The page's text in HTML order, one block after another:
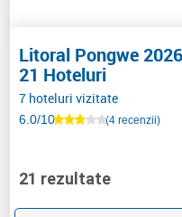
21 rezultate
Litoral Pongwe
21 Hoteluri
7 hoteluri vizitate
6.0/10 (4 recenzii)